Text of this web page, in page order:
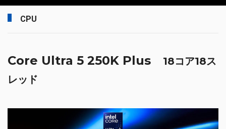
CPU
Core Ultra 5 250K Plus
18コア18ス
レッド